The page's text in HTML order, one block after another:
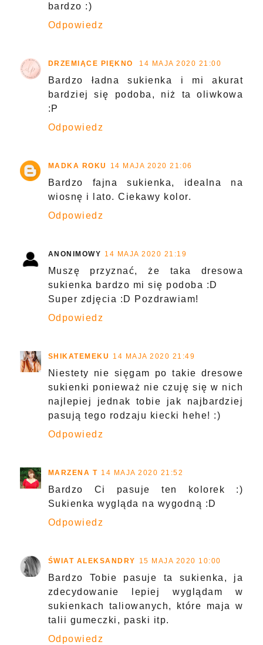
bardzo :)
Odpowiedz
DRZEMIĄCE PIĘKNO 14 MAJA 2020 21:00
Bardzo ładna sukienka i mi akurat
bardziej się podoba, niż ta oliwkowa
:P
Odpowiedz
MADKA ROKU 14 MAJA 2020 21:06
Bardzo fajna sukienka, idealna na
wiosnę i lato. Ciekawy kolor.
Odpowiedz
ANONIMOWY 14 MAJA 2020 21:19
Muszę przyznać, że taka dresowa
sukienka bardzo mi się podoba :D
Super zdjęcia :D Pozdrawiam!
Odpowiedz
SHIKATEMEKU 14 MAJA 2020 21:49
Niestety nie sięgam po takie dresowe
sukienki ponieważ nie czuję się w nich
najlepiej jednak tobie jak najbardziej
pasują tego rodzaju kiecki hehe! :)
Odpowiedz
MARZENA T 14 MAJA 2020 21:52
Bardzo Ci pasuje ten kolorek :)
Sukienka wygląda na wygodną :D
Odpowiedz
ŚWIAT ALEKSANDRY 15 MAJA 2020 10:00
Bardzo Tobie pasuje ta sukienka, ja
zdecydowanie lepiej wyglądam w
sukienkach taliowanych, które maja w
talii gumeczki, paski itp.
Odpowiedz